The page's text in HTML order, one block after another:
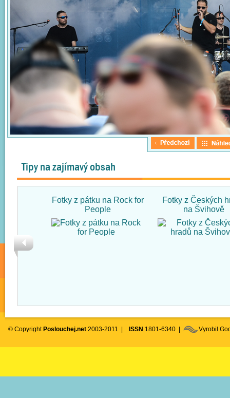
Tipy na zajímavý obsah
Fotky z pátku na Rock for
People
Fotky z Českých
na Švihově
© Copyright Poslouchej.net 2003-2011 | ISSN 1801-6340 | Vyrobil